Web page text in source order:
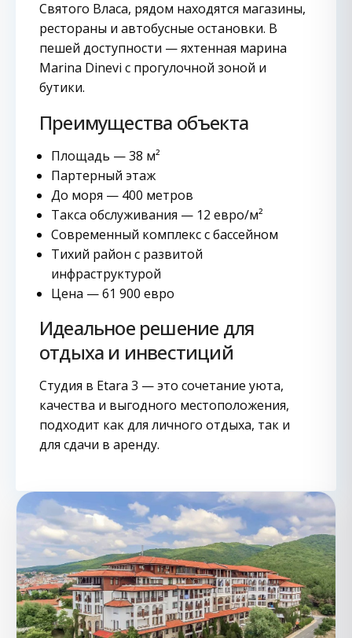
Святого Власа, рядом находятся магазины,
рестораны и автобусные остановки. В
пешей доступности — яхтенная марина
Marina Dinevi с прогулочной зоной и
бутики.
Преимущества объекта
Площадь — 38 м²
Партерный этаж
До моря — 400 метров
Такса обслуживания — 12 евро/м²
Современный комплекс с бассейном
Тихий район с развитой
инфраструктурой
Цена — 61 900 евро
Идеальное решение для
отдыха и инвестиций
Студия в Etara 3 — это сочетание уюта,
качества и выгодного местоположения,
подходит как для личного отдыха, так и
для сдачи в аренду.